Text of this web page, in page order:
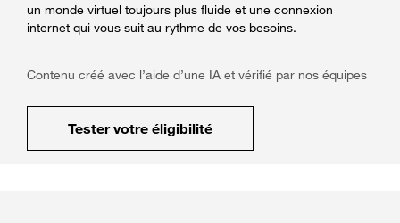
un monde virtuel toujours plus fluide et une connexion
internet qui vous suit au rythme de vos besoins.
Contenu créé avec l’aide d’une IA et vérifié par nos équipes
Tester votre éligibilité